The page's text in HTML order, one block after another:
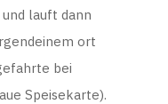
lauft dann
ort
bei
Speisekarte).